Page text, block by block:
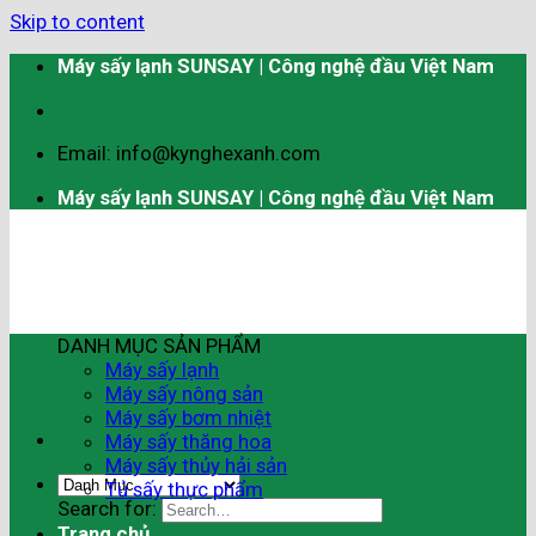
Skip to content
Máy sấy lạnh SUNSAY | Công nghệ đầu Việt Nam
Email: info@kynghexanh.com
Máy sấy lạnh SUNSAY | Công nghệ đầu Việt Nam
Search for:
DANH MỤC SẢN PHẨM
Máy sấy lạnh
Máy sấy nông sản
Máy sấy bơm nhiệt
Máy sấy thăng hoa
Máy sấy thủy hải sản
Tủ sấy thực phẩm